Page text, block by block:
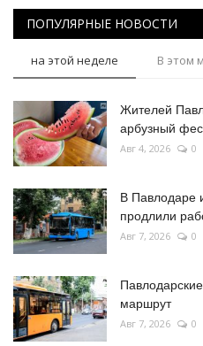
ПОПУЛЯРНЫЕ НОВОСТИ
на этой неделе В этом
Жителей
арбузный
Авг 4, 2026 0
В Павлодаре
продлили
Авг 7, 2026 0
маршрут
Авг 7, 2026 0